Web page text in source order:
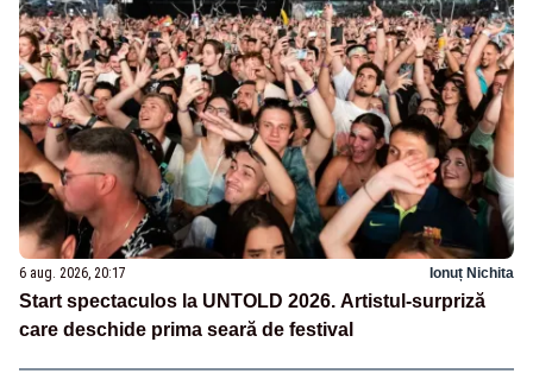
6 aug. 2026, 20:17 Ionuț Nichita
Start spectaculos la UNTOLD 2026. Artistul-surpriză
care deschide prima seară de festival